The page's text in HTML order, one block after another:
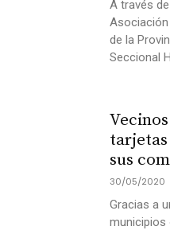
A través
Asociación
de la
Seccional
sus
30/05/2020
Gracias a
municipios